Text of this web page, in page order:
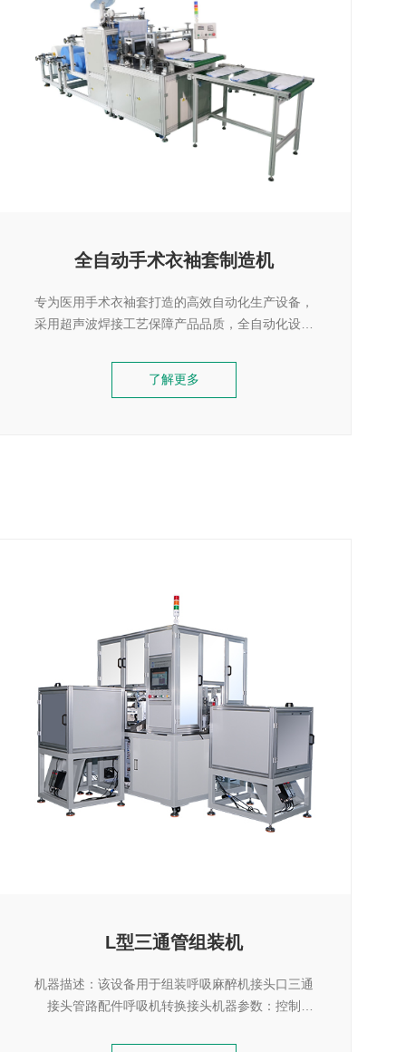
全自动手术衣袖套制造机
专为医用手术衣袖套打造的高效自动化生产设备，
采用超声波焊接工艺保障产品品质，全自动化设计
制，是医用防护用品降本增效的理想之选。
了解更多
L型三通管组装机
机器描述：该设备用于组装呼吸麻醉机接头口三通
接头管路配件呼吸机转换接头机器参数：控制